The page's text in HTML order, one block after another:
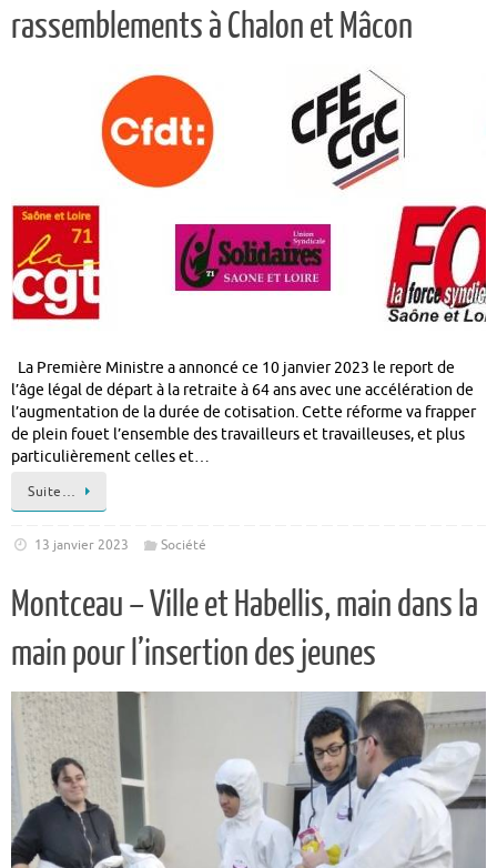
rassemblements à Chalon et Mâcon
La Première Ministre a annoncé ce 10 janvier 2023 le report de
l’âge légal de départ à la retraite à 64 ans avec une accélération de
l’augmentation de la durée de cotisation. Cette réforme va frapper
de plein fouet l’ensemble des travailleurs et travailleuses, et plus
particulièrement celles et…
Suite…
13 janvier 2023 Société
Montceau – Ville et Habellis, main dans la
main pour l’insertion des jeunes